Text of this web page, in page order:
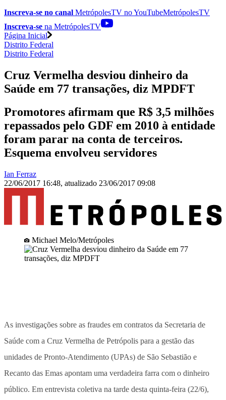
Inscreva-se no canal MetrópolesTV noYouTubeMetrópolesTV
Inscreva-se na MetrópolesTV
Página Inicial
Distrito Federal
Distrito Federal
Cruz Vermelha desviou dinheiro da
Saúde em 77 transações, diz MPDFT
Promotores afirmam que R$ 3,5 milhões
repassados pelo GDF em 2010 à entidade
foram parar na conta de terceiros.
Esquema envolveu servidores
Ian Ferraz
22/06/2017 16:48, atualizado 23/06/2017 09:08
Michael Melo/Metrópoles
As investigações sobre as fraudes em contratos da Secretaria de
Saúde com a Cruz Vermelha de Petrópolis para a gestão das
unidades de Pronto-Atendimento (UPAs) de São Sebastião e
Recanto das Emas apontam uma verdadeira farra com o dinheiro
público. Em entrevista coletiva na tarde desta quinta-feira (22/6),